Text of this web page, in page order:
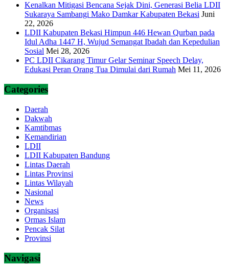
Kenalkan Mitigasi Bencana Sejak Dini, Generasi Belia LDII
Sukaraya Sambangi Mako Damkar Kabupaten Bekasi Juni
22, 2026
LDII Kabupaten Bekasi Himpun 446 Hewan Qurban pada
Idul Adha 1447 H, Wujud Semangat Ibadah dan Kepedulian
Sosial Mei 28, 2026
PC LDII Cikarang Timur Gelar Seminar Speech Delay,
Edukasi Peran Orang Tua Dimulai dari Rumah Mei 11, 2026
Categories
Daerah
Dakwah
Kamtibmas
Kemandirian
LDII
LDII Kabupaten Bandung
Lintas Daerah
Lintas Provinsi
Lintas Wilayah
Nasional
News
Organisasi
Ormas Islam
Pencak Silat
Provinsi
Navigasi